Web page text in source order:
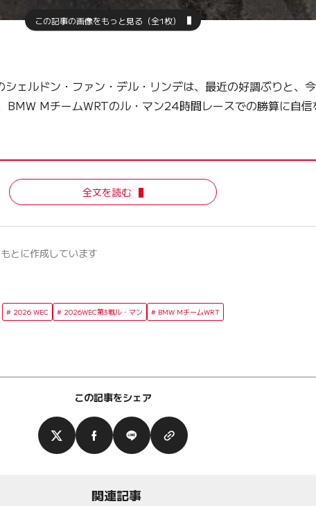
この記事の画像をもっと見る（全1枚）
ェルドン・ファン・デル・リンデは、最近の好調ぶりと、
MチームWRTのル・マン24時間レースでの勝算に自信
全文を読む
とに作成しています
2026 WEC 2026WEC第3戦ル・マン BMW MチームWRT
この記事をシェア
関連記事